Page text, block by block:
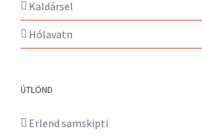
Kaldársel
Hólavatn
ÚTLÖND
Erlend samskipti